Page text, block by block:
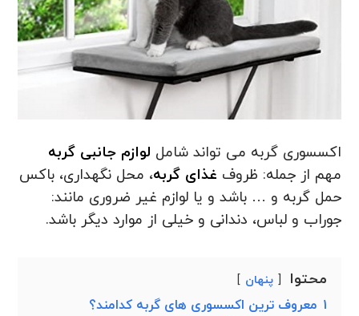
اکسسوری گربه می تواند شامل لوازم جانبی گربه
مهم از جمله: ظروف غذای گربه، محل نگهداری، باکس
حمل گربه و … باشد و یا لوازم غیر ضروری مانند:
جوراب و لباس، دندانی و خیلی از موارد دیگر باشد.
محتوا پنهان
1 معروف ترین اکسسوری های گربه کدامند؟